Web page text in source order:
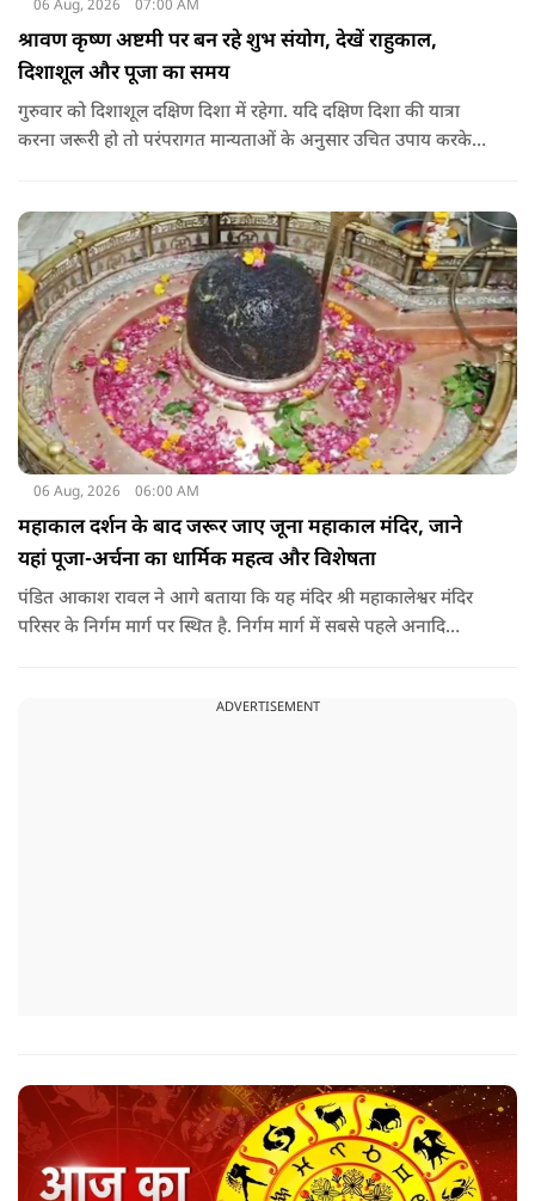
06 Aug, 2026 07:00 AM
श्रावण कृष्ण अष्टमी पर बन रहे शुभ संयोग, देखें राहुकाल,
दिशाशूल और पूजा का समय
गुरुवार को दिशाशूल दक्षिण दिशा में रहेगा. यदि दक्षिण दिशा की यात्रा
करना जरूरी हो तो परंपरागत मान्यताओं के अनुसार उचित उपाय करके
06 Aug, 2026 06:00 AM
महाकाल दर्शन के बाद जरूर जाए जूना महाकाल मंदिर, जाने
यहां पूजा-अर्चना का धार्मिक महत्व और विशेषता
पंडित आकाश रावल ने आगे बताया कि यह मंदिर श्री महाकालेश्वर मंदिर
परिसर के निर्गम मार्ग पर स्थित है. निर्गम मार्ग में सबसे पहले अनादि
ADVERTISEMENT